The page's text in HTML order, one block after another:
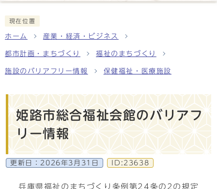
現在位置
ホーム 産業・経済・ビジネス
都市計画・まちづくり 福祉のまちづくり
施設のバリアフリー情報 保健福祉・医療施設
姫路市総合福祉会館のバリアフ
リー情報
更新日： 2026年3月31日 ID:23638
兵庫県福祉のまちづくり条例第24条の2の規定